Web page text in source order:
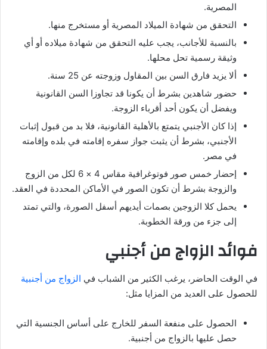
المصرية.
التحقق من شهادة الميلاد المصرية أو مستخرج منها.
بالنسبة للأجانب، يجب عليه التحقق من شهادة ميلاده أو أي
وثيقة رسمية تحل محلها.
ألا يزيد فارق السن بين المقاول وزوجته عن 25 سنة.
حضور شاهدين بشرط أن يكونا قد تجاوزا السن القانونية
ويفضل أن يكون أحد أقرباء الزوجة.
إذا كان الأجنبي يتمتع بالأهلية القانونية، فلا بد من قبول إثبات
الأجنبي، بشرط أن يثبت جواز سفره إقامته في بلده وإقامته
في مصر.
إحضار خمس صور فوتوغرافية مقاس 4 × 6 لكل من الزوج
والزوجة بشرط أن تكون الصور في الأماكن المحددة في العقد.
يحمل كلا الزوجين بصمات أيديهم أسفل الصورة، والتي تمتد
إلى جزء من ورقة الخطوبة.
فوائد الزواج من أجنبي
في الوقت الحاضر، يرغب الكثير من الشباب في الزواج من أجنبية
للحصول على العديد من المزايا مثل:
الحصول على منفعة السفر للخارج على أساس الجنسية التي
حصل عليها بالزواج من أجنبية.